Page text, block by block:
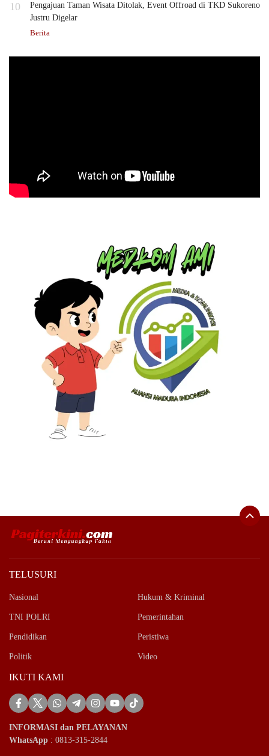
10
Pengajuan Taman Wisata Ditolak, Event Offroad di TKD Sukoreno
Justru Digelar
Berita
TELUSURI
Nasional Hukum & Kriminal
TNI POLRI Pemerintahan
Pendidikan Peristiwa
Politik Video
IKUTI KAMI
INFORMASI dan PELAYANAN
WhatsApp : 0813-315-2844